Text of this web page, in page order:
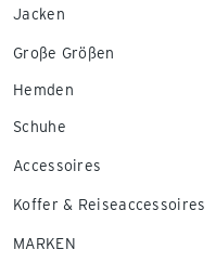
Jacken
Große Größen
Hemden
Schuhe
Accessoires
Koffer & Reiseaccessoires
MARKEN